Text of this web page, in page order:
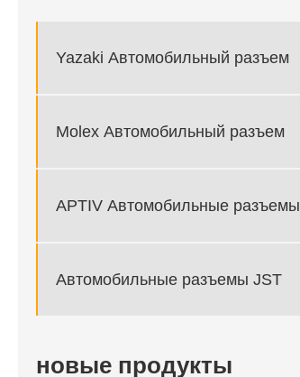
Yazaki Автомобильный разъем
Molex Автомобильный разъем
APTIV Автомобильные разъемы
Автомобильные разъемы JST
новые продукты